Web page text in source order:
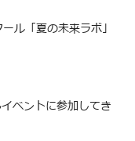
ル「夏の未来ラボ」
ベントに参加してき